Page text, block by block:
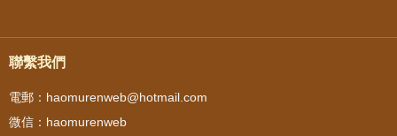
聯繫我們
電郵：haomurenweb@hotmail.com
微信：haomurenweb